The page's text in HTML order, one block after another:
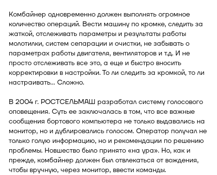
Комбайнер одновременно должен выполнять огромное
количество операций. Вести машину по кромке, следить за
жаткой, отслеживать параметры и результаты работы
молотилки, систем сепарации и очистки, не забывать о
параметрах работы двигателя, вентиляторов и т.д. И не
просто отслеживать все это, а еще и быстро вносить
корректировки в настройки. То ли следить за кромкой, то ли
настраивать… Сложно.
В 2004 г. РОСТСЕЛЬМАШ разработал систему голосового
оповещения. Суть ее заключалась в том, что все важные
сообщения бортового компьютера не только выдавались на
монитор, но и дублировались голосом. Оператор получал не
только голую информацию, но и рекомендации по решению
проблемы. Новшество было принято «на ура». Но, как и
прежде, комбайнер должен был отвлекаться от вождения,
чтобы вручную, через монитор, ввести команды.